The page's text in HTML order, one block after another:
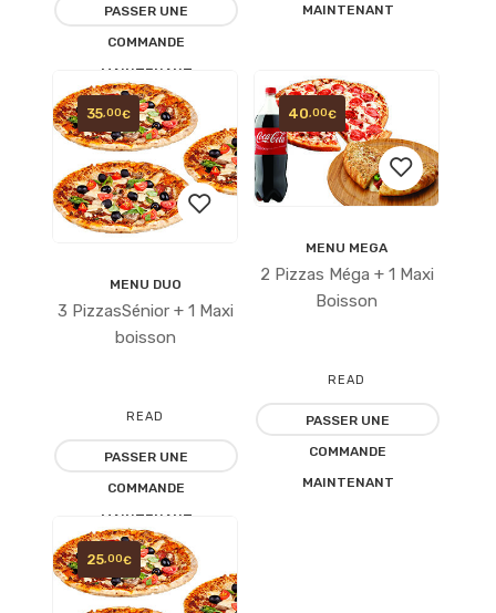
MORE
PASSER UNE
COMMANDE
MAINTENANT
MAINTENANT
Ajouter
MENU DUO
3 PizzasSénior + 1 Maxi
boisson
35 ,00€
READ
MORE
PASSER UNE
COMMANDE
MAINTENANT
Ajouter
MENU MEGA
2 Pizzas Méga + 1 Maxi
Boisson
40 ,00€
READ
MORE
PASSER UNE
COMMANDE
MAINTENANT
25 ,00€